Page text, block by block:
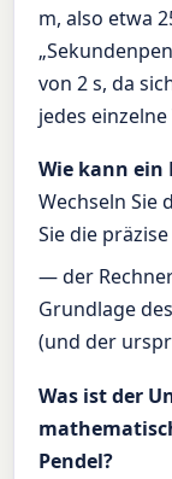
m, also etwa
von 2 s, da
jedes
Wie kann ein
Wechseln Sie
Sie die
— der
Grundlage
(und der
Was ist der
Pendel?